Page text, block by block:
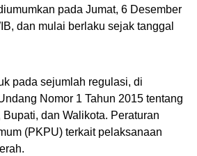
pada Jumat, 6 Desember
dan mulai berlaku sejak tanggal
pada sejumlah regulasi, di
Nomor 1 Tahun 2015 tentang
dan Walikota. Peraturan
(PKPU) terkait pelaksanaan